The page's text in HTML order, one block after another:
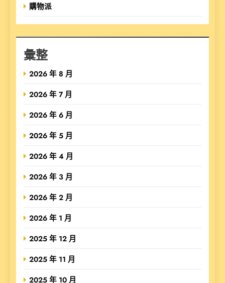
購物派
彙整
2026 年 8 月
2026 年 7 月
2026 年 6 月
2026 年 5 月
2026 年 4 月
2026 年 3 月
2026 年 2 月
2026 年 1 月
2025 年 12 月
2025 年 11 月
2025 年 10 月